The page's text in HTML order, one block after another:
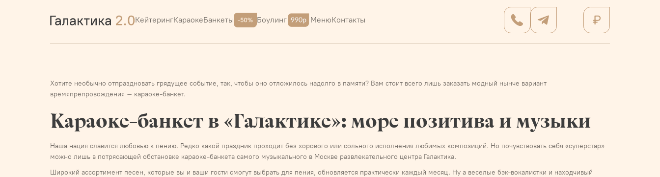
КейтерингКараокеБанкеты Боулинг МенюКонтакты
Хотите необычно отпраздновать грядущее событие, так, чтобы оно отложилось надолго в памяти? Вам стоит всего лишь заказать модный нынче вариант
времяпрепровождения – караоке-банкет.
Караоке-банкет в «Галактике»: море позитива и музыки
Наша нация славится любовью к пению. Редко какой праздник проходит без хорового или сольного исполнения любимых композиций. Но почувствовать себя «суперстар»
можно лишь в потрясающей обстановке караоке-банкета самого музыкального в Москве развлекательного центра Галактика.
Широкий ассортимент песен, которые вы и ваши гости смогут выбрать для пения, обновляется практически каждый месяц. Ну а веселые бэк-вокалистки и находчивый